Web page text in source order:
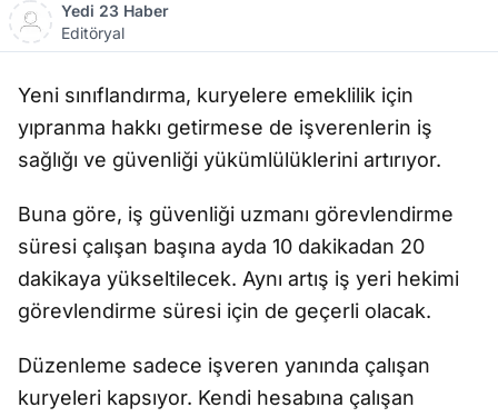
Yedi 23 Haber
Editöryal
Yeni sınıflandırma, kuryelere emeklilik için
yıpranma hakkı getirmese de işverenlerin iş
sağlığı ve güvenliği yükümlülüklerini artırıyor.
Buna göre, iş güvenliği uzmanı görevlendirme
süresi çalışan başına ayda 10 dakikadan 20
dakikaya yükseltilecek. Aynı artış iş yeri hekimi
görevlendirme süresi için de geçerli olacak.
Düzenleme sadece işveren yanında çalışan
kuryeleri kapsıyor. Kendi hesabına çalışan